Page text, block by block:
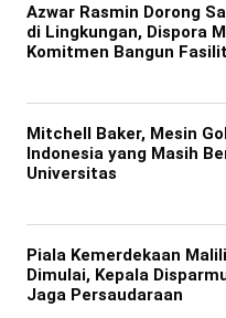
Azwar Rasmin Dorong
di Lingkungan, Dispora
Komitmen Bangun
Mitchell Baker, Mesin
Indonesia yang Masih
Universitas
Piala Kemerdekaan
Dimulai, Kepala
Jaga Persaudaraan